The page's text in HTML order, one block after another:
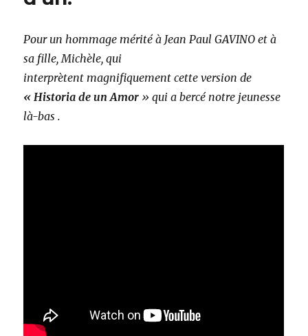
Pour un hommage mérité à Jean Paul GAVINO et à
sa fille, Michèle, qui
interprètent magnifiquement cette version de
« Historia de un Amor » qui a bercé notre jeunesse
là-bas .